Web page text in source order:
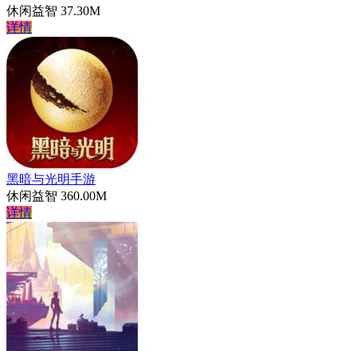
休闲益智 37.30M
详情
黑暗与光明手游
休闲益智 360.00M
详情